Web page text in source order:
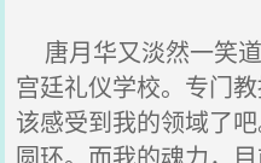
唐月华又淡然一笑
宫廷礼仪学校。专门
该感受到我的领域了